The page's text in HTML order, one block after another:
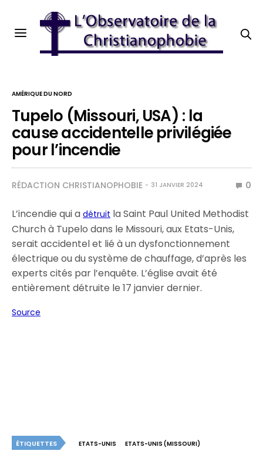
AMÉRIQUE DU NORD
Tupelo (Missouri, USA) : la
cause accidentelle privilégiée
pour l’incendie
RÉDACTION CHRISTIANOPHOBIE 31 JANVIER 2024 0
L’incendie qui adétruit la Saint Paul United Methodist
Church à Tupelo dans le Missouri, aux Etats-Unis,
serait accidentel et lié à un dysfonctionnement
électrique ou du système de chauffage, d’après les
experts cités par l’enquête. L’église avait été
entièrement détruite le 17 janvier dernier.
Source
ÉTIQUETTES ETATS-UNIS
ETATS-UNIS (MISSOURI)